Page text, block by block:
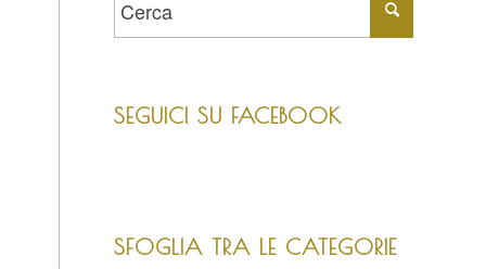
SEGUICI SU FACEBOOK
SFOGLIA TRA LE CATEGORIE